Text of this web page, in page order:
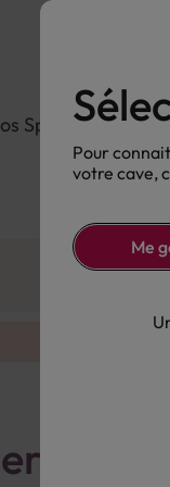
Spiritueux
Ale
Pour
votre cave,
Me